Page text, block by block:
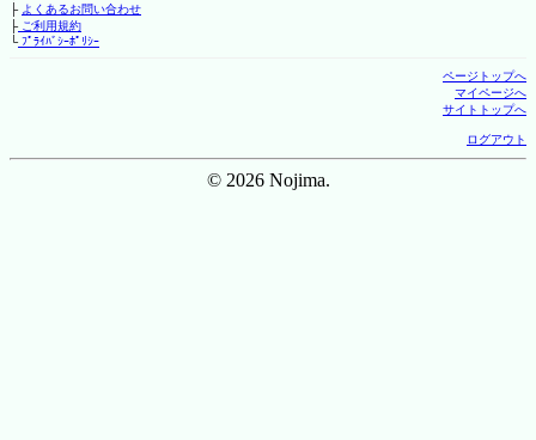
├ よくあるお問い合わせ
├ご利用規約
└ﾌﾟﾗｲﾊﾞｼｰﾎﾟﾘｼｰ
ページトップへ
マイページへ
サイトトップへ
ログアウト
© 2026 Nojima.